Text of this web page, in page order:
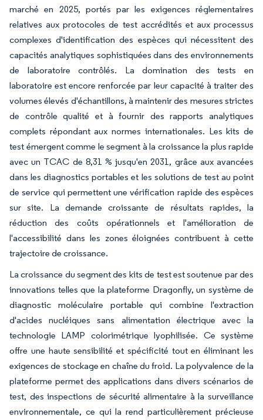
marché en 2025, portés par les exigences réglementaires
relatives aux protocoles de test accrédités et aux processus
complexes d'identification des espèces qui nécessitent des
capacités analytiques sophistiquées dans des environnements
de laboratoire contrôlés. La domination des tests en
laboratoire est encore renforcée par leur capacité à traiter des
volumes élevés d'échantillons, à maintenir des mesures strictes
de contrôle qualité et à fournir des rapports analytiques
complets répondant aux normes internationales. Les kits de
test émergent comme le segment à la croissance la plus rapide
avec un TCAC de 8,31 % jusqu'en 2031, grâce aux avancées
dans les diagnostics portables et les solutions de test au point
de service qui permettent une vérification rapide des espèces
sur site. La demande croissante de résultats rapides, la
réduction des coûts opérationnels et l'amélioration de
l'accessibilité dans les zones éloignées contribuent à cette
trajectoire de croissance.
La croissance du segment des kits de test est soutenue par des
innovations telles que la plateforme Dragonfly, un système de
diagnostic moléculaire portable qui combine l'extraction
d'acides nucléiques sans alimentation électrique avec la
technologie LAMP colorimétrique lyophilisée. Ce système
offre une haute sensibilité et spécificité tout en éliminant les
exigences de stockage en chaîne du froid. La polyvalence de la
plateforme permet des applications dans divers scénarios de
test, des inspections de sécurité alimentaire à la surveillance
environnementale, ce qui la rend particulièrement précieuse